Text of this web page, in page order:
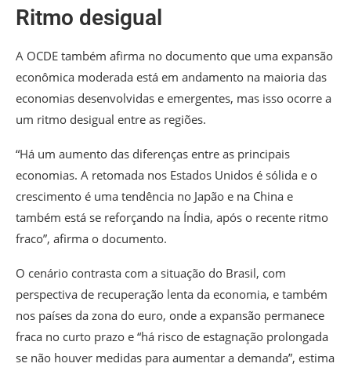
Ritmo desigual
A OCDE também afirma no documento que uma expansão
econômica moderada está em andamento na maioria das
economias desenvolvidas e emergentes, mas isso ocorre a
um ritmo desigual entre as regiões.
“Há um aumento das diferenças entre as principais
economias. A retomada nos Estados Unidos é sólida e o
crescimento é uma tendência no Japão e na China e
também está se reforçando na Índia, após o recente ritmo
fraco”, afirma o documento.
O cenário contrasta com a situação do Brasil, com
perspectiva de recuperação lenta da economia, e também
nos países da zona do euro, onde a expansão permanece
fraca no curto prazo e “há risco de estagnação prolongada
se não houver medidas para aumentar a demanda”, estima